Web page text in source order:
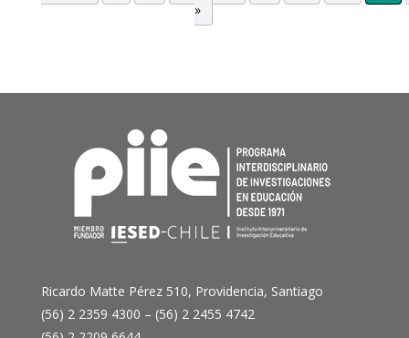
»
Ricardo Matte Pérez 510, Providencia, Santiago
(56) 2 2359 4300 – (56) 2 2455 4742